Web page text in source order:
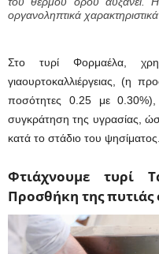
οργανοληπτικά χαρακτηριστικά
Στο τυρί Φορμαέλα,
γιαουρτοκαλλιέργειας, (η
ποσότητες 0.25 με
συγκράτηση της υγρασίας,
κατά το στάδιο του ψησίματος.
Φτιάχνουμε τυρί
Προσθήκη της